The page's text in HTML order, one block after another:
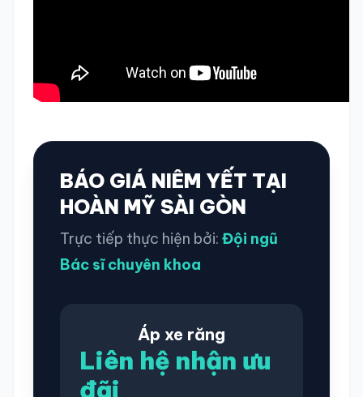
BÁO GIÁ NIÊM YẾT TẠI
HOÀN MỸ SÀI GÒN
Trực tiếp thực hiện bởi: Đội ngũ
Bác sĩ chuyên khoa
Áp xe răng
Liên hệ nhận ưu
đãi